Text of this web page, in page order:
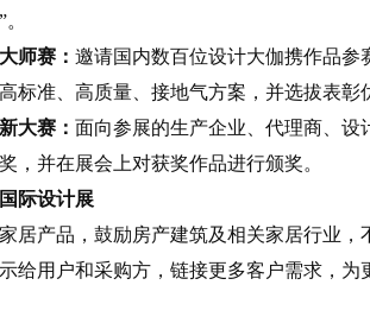
师赛： 邀请国内数百位设计大伽携作品
标准、高质量、接地气方案，并选拔表
大赛： 面向参展的生产企业、代理商、
，并在展会上对获奖作品进行颁奖。
际设计展
居产品，鼓励房产建筑及相关家居行业
给用户和采购方，链接更多客户需求，为